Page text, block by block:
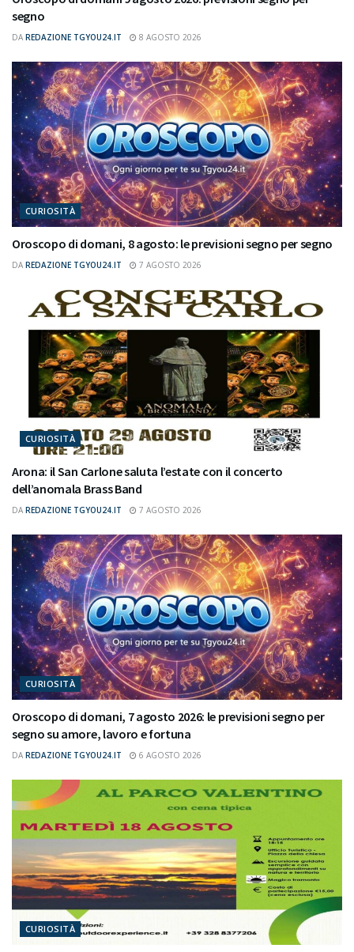
segno
DA REDAZIONE TGYOU24.IT 8 AGOSTO 2026
CURIOSITÀ
Oroscopo di domani, 8 agosto: le previsioni segno per segno
DA REDAZIONE TGYOU24.IT 7 AGOSTO 2026
CURIOSITÀ
Arona: il San Carlone saluta l’estate con il concerto
dell’anomala Brass Band
DA REDAZIONE TGYOU24.IT 7 AGOSTO 2026
CURIOSITÀ
Oroscopo di domani, 7 agosto 2026: le previsioni segno per
segno su amore, lavoro e fortuna
DA REDAZIONE TGYOU24.IT 6 AGOSTO 2026
CURIOSITÀ